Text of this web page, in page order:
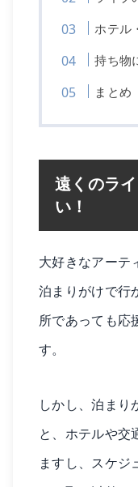
ホテル
持ち物
まとめ
遠くのラ
い！
大好きなアーテ
泊まりがけで行
所であっても応
す。
しかし、泊まり
と、ホテルや交
ますし、スケジ